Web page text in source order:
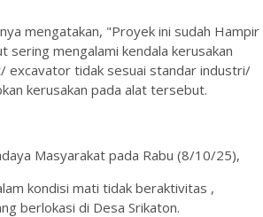
mengatakan, "Proyek ini sudah Hampir
sering mengalami kendala kerusakan
excavator tidak sesuai standar industri/
kerusakan pada alat tersebut.
Masyarakat pada Rabu (8/10/25),
kondisi mati tidak beraktivitas ,
berlokasi di Desa Srikaton.